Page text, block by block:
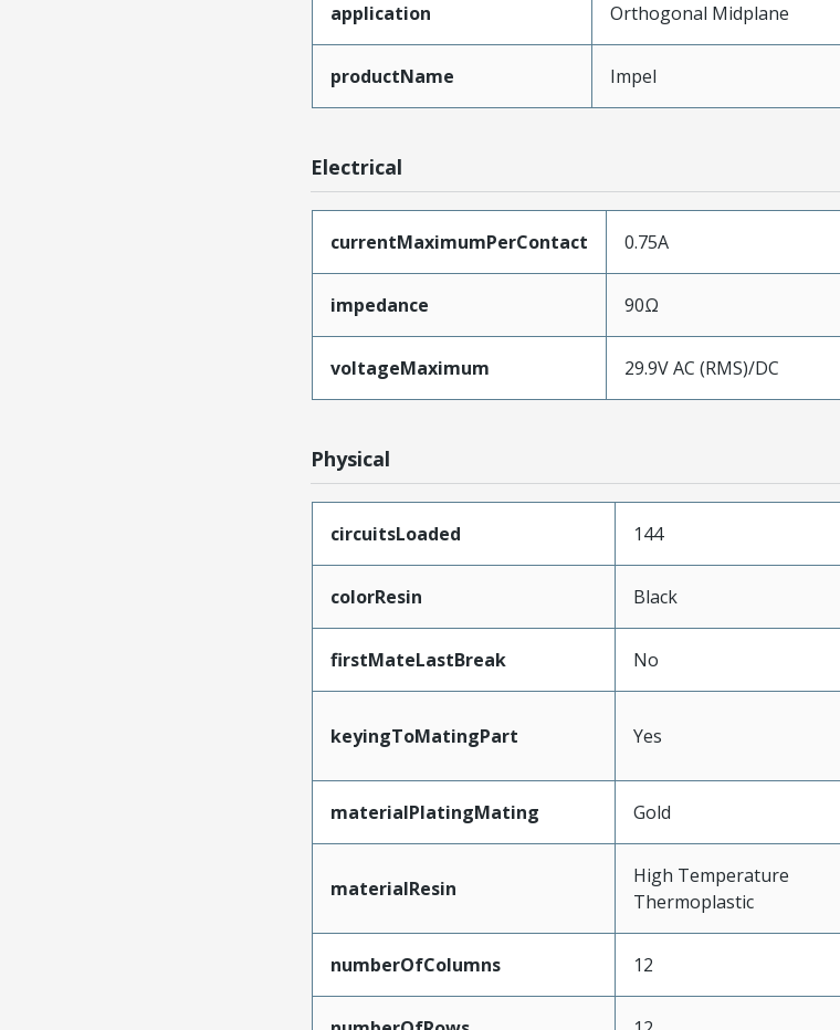
application Orthogonal Midplane
productName Impel
Electrical
currentMaximumPerContact 0.75A
impedance 90Ω
voltageMaximum 29.9V AC (RMS)/DC
Physical
circuitsLoaded 144
colorResin Black
firstMateLastBreak No
keyingToMatingPart Yes
materialPlatingMating Gold
materialResin
High Temperature
Thermoplastic
numberOfColumns 12